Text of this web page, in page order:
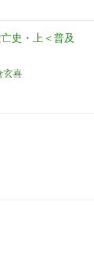
史・上＜普及
玄喜